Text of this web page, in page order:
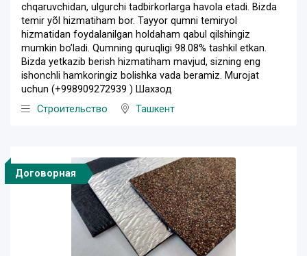
chqaruvchidan, ulgurchi tadbirkorlarga havola etadi. Bizda
temir yõl hizmatiham bor. Tayyor qumni temiryol
hizmatidan foydalanilgan holdaham qabul qilshingiz
mumkin bo’ladi. Qumning quruqligi 98.08% tashkil etkan.
Bizda yetkazib berish hizmatiham mavjud, sizning eng
ishonchli hamkoringiz bolishka vada beramiz. Murojat
uchun (+998909272939 ) Шахзод
Строительство
Ташкент
Договорная